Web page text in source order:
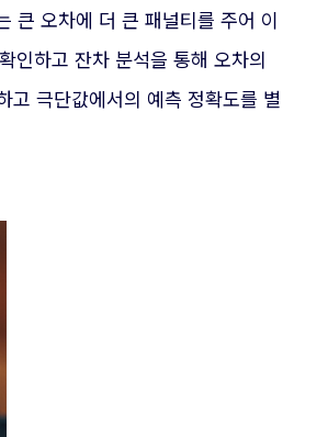
큰 오차에 더 큰 패널티를 주어 이
하고 잔차 분석을 통해 오차의
고 극단값에서의 예측 정확도를 별